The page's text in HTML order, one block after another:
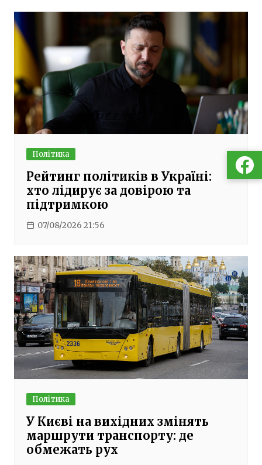
Політика
Рейтинг політиків в Україні:
хто лідирує за довірою та
підтримкою
07/08/2026 21:56
Політика
У Києві на вихідних змінять
маршрути транспорту: де
обмежать рух